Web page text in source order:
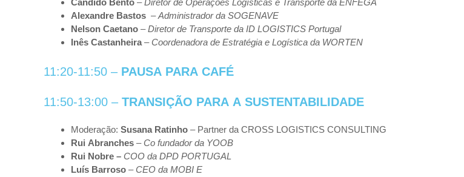
Alexandre Bastos –Administrador da SOGENAVE
Nelson Caetano –Diretor de Transporte da ID LOGISTICS Portugal
Inês Castanheira – Coordenadora de Estratégia e Logística da WORTEN
11:20-11:50 – PAUSA PARA CAFÉ
11:50-13:00 – TRANSIÇÃO PARA A SUSTENTABILIDADE
Moderação: Susana Ratinho – Partner da CROSS LOGISTICS CONSULTING
Rui Abranches – Co fundador da YOOB
Rui Nobre – COO da DPD PORTUGAL
Luís Barroso – CEO da MOBI E